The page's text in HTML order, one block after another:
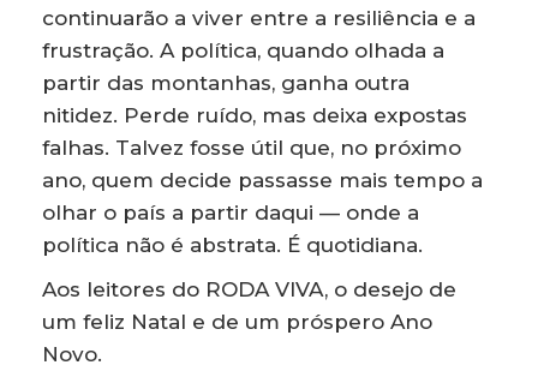
continuarão a viver entre a resiliência e a
frustração. A política, quando olhada a
partir das montanhas, ganha outra
nitidez. Perde ruído, mas deixa expostas
falhas. Talvez fosse útil que, no próximo
ano, quem decide passasse mais tempo a
olhar o país a partir daqui — onde a
política não é abstrata. É quotidiana.
Aos leitores do RODA VIVA, o desejo de
um feliz Natal e de um próspero Ano
Novo.